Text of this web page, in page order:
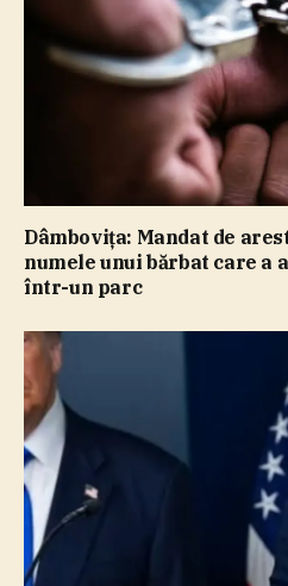
Dâmboviţa: Mandat de
numele unui bărbat care a
într-un parc